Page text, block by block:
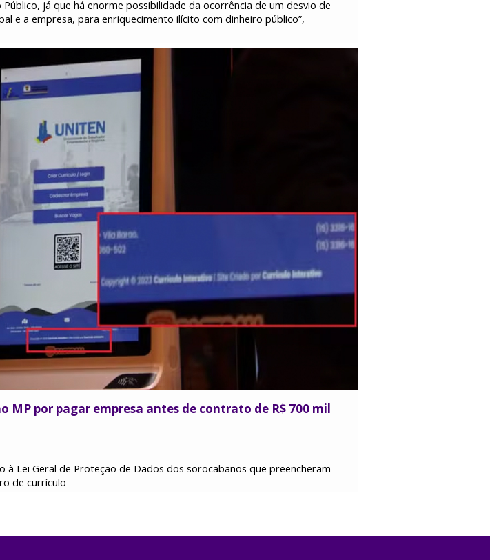
já que há enorme possibilidade da ocorrência de um desvio de
e a empresa, para enriquecimento ilícito com dinheiro público”,
MP por pagar empresa antes de contrato de R$ 700 mil
Lei Geral de Proteção de Dados dos sorocabanos que preencheram
de currículo